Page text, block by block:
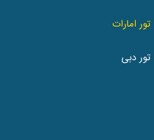
تور امارات
تور دبی